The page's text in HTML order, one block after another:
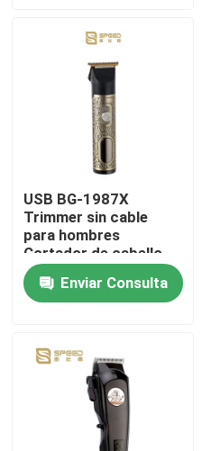
VR Show
Sobre nosotros
Visita a la fábrica
Control de Calidad
noticias
Cortador de cabello
Cortador de cabello
USB BG-1987X
Trimmer sin cable
para hombres
Cortador de cabello
portátil
Enviar Consulta